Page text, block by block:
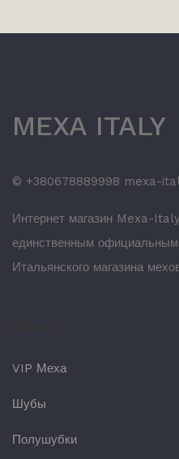
MEXA ITALY
© +380678889998 mexa-
Интернет магазин Mexa-
единственным официальным
Итальянского магазина
VIP Меха
Шубы
Полушубки